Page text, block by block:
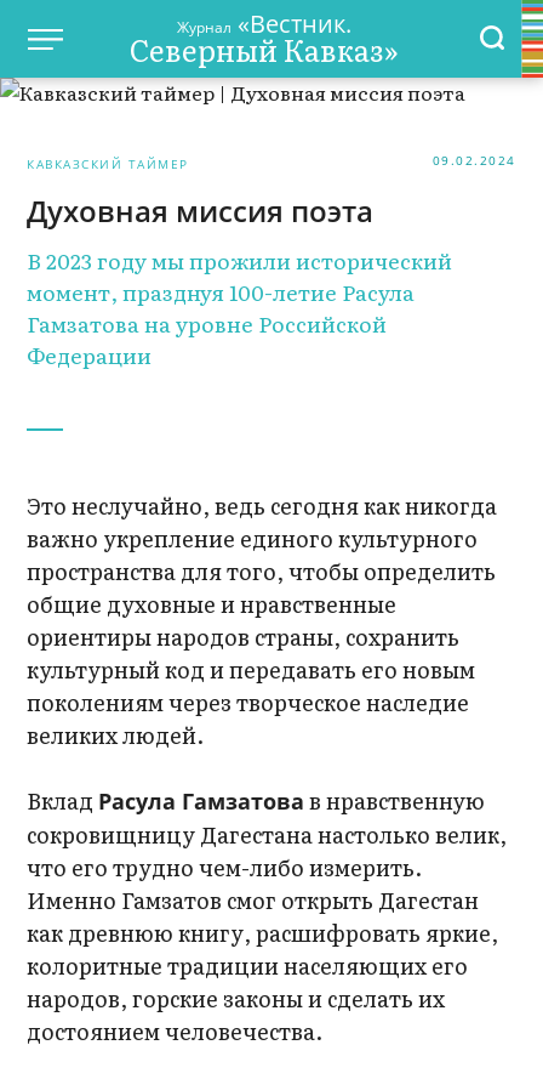
Журнал «Вестник.
Северный Кавказ»
КАВКАЗСКИЙ ТАЙМЕР 09.02.2024
Духовная миссия поэта
В 2023 году мы прожили исторический
момент, празднуя 100-летие Расула
Гамзатова на уровне Российской
Федерации
Это неслучайно, ведь сегодня как никогда
важно укрепление единого культурного
пространства для того, чтобы определить
общие духовные и нравственные
ориентиры народов страны, сохранить
культурный код и передавать его новым
поколениям через творческое наследие
великих людей.
Вклад Расула Гамзатова в нравственную
сокровищницу Дагестана настолько велик,
что его трудно чем-либо измерить.
Именно Гамзатов смог открыть Дагестан
как древнюю книгу, расшифровать яркие,
колоритные традиции населяющих его
народов, горские законы и сделать их
достоянием человечества.